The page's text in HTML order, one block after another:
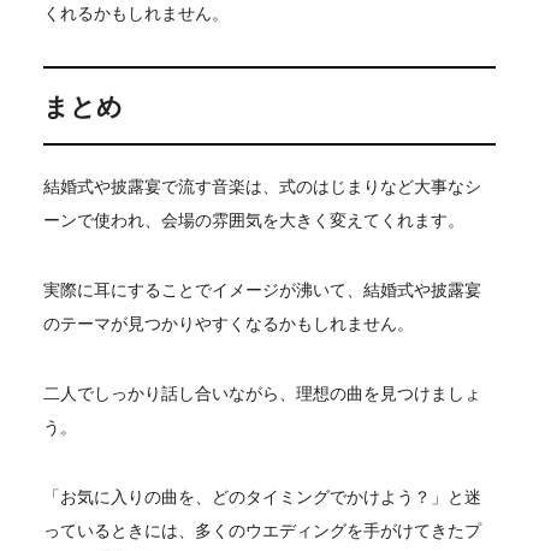
くれるかもしれません。
まとめ
結婚式や披露宴で流す音楽は、式のはじまりなど大事なシ
ーンで使われ、会場の雰囲気を大きく変えてくれます。
実際に耳にすることでイメージが沸いて、結婚式や披露宴
のテーマが見つかりやすくなるかもしれません。
二人でしっかり話し合いながら、理想の曲を見つけましょ
う。
「お気に入りの曲を、どのタイミングでかけよう？」と迷
っているときには、多くのウエディングを手がけてきたプ